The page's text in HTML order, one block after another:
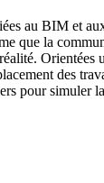
au BIM et
que la
des
pour simuler